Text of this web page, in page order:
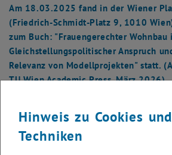
Am 18.03.2025 fand in der Wiener
(Friedrich-Schmidt-Platz 9, 1010
zum Buch: "Frauengerechter Wohnbau
Gleichstellungspolitischer Anspruch
Relevanz von Modellprojekten" statt.
TU Wien Academic Press, März 2026)
Hinweis zu Cookies
Techniken